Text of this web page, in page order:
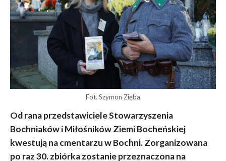
Fot. Szymon Zięba
Od rana przedstawiciele Stowarzyszenia
Bochniaków i Miłośników Ziemi Bocheńskiej
kwestują na cmentarzu w Bochni. Zorganizowana
po raz 30. zbiórka zostanie przeznaczona na